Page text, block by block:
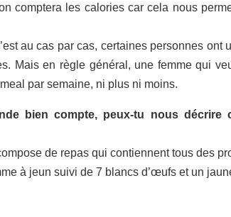
comptera les calories car cela nous
au cas par cas, certaines personnes
Mais en règle général, une femme qui
par semaine, ni plus ni moins.
bien compte, peux-tu nous
de repas qui contiennent tous des
à jeun suivi de 7 blancs d’œufs et un